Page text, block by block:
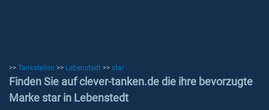
>> Tankstellen >> Lebenstedt >> star
Finden Sie auf clever-tanken.de die ihre bevorzugte
Marke star in Lebenstedt